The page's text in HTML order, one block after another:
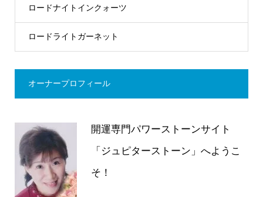
ロードナイトインクォーツ
ロードライトガーネット
オーナープロフィール
開運専門パワーストーンサイト
「ジュピターストーン」へようこ
そ！